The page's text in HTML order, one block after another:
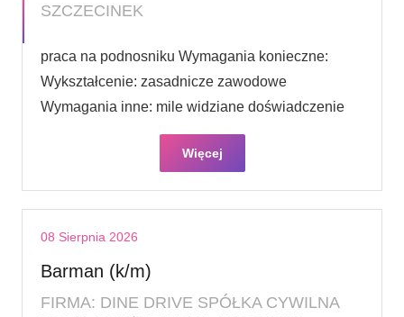
SZCZECINEK
praca na podnosniku Wymagania konieczne:
Wykształcenie: zasadnicze zawodowe
Wymagania inne: mile widziane doświadczenie
Więcej
08 Sierpnia 2026
Barman (k/m)
FIRMA: DINE DRIVE SPÓŁKA CYWILNA